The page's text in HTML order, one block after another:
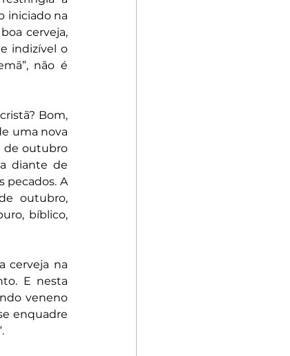
iniciado na
cerveja,
indizível o
não é
Bom,
uma nova
de outubro
diante de
pecados. A
outubro,
bíblico,
cerveja na
E nesta
veneno
enquadre